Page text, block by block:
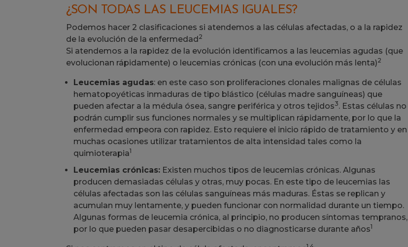
¿SON TODAS LAS LEUCEMIAS IGUALES?
Podemos hacer 2 clasificaciones si atendemos a las células afectadas, o a la rapidez
de la evolución de la enfermedad2
Si atendemos a la rapidez de la evolución identificamos a las leucemias agudas (que
evolucionan rápidamente) o leucemias crónicas (con una evolución más lenta)2
Leucemias agudas: en este caso son proliferaciones clonales malignas de células
hematopoyéticas inmaduras de tipo blástico (células madre sanguíneas) que
pueden afectar a la médula ósea, sangre periférica y otros tejidos3. Estas células no
podrán cumplir sus funciones normales y se multiplican rápidamente, por lo que la
enfermedad empeora con rapidez. Esto requiere el inicio rápido de tratamiento y en
muchas ocasiones utilizar tratamientos de alta intensidad tales como la
quimioterapia1
Leucemias crónicas: Existen muchos tipos de leucemias crónicas. Algunas
producen demasiadas células y otras, muy pocas. En este tipo de leucemias las
células afectadas son las células sanguíneas más maduras. Éstas se replican y
acumulan muy lentamente, y pueden funcionar con normalidad durante un tiempo.
Algunas formas de leucemia crónica, al principio, no producen síntomas tempranos,
por lo que pueden pasar desapercibidas o no diagnosticarse durante años1